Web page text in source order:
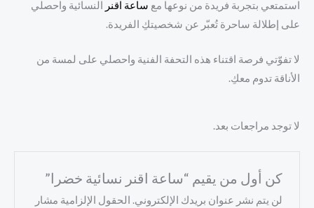
استمتعي بتجربة فريدة من نوعها مع ساعة اقنر النسائية واحصلي
على إطلالة ساحرة تُعبّر عن شخصيتكِ الفريدة.
لا تفوّتي فرصة اقتناء هذه التحفة الفنية واحصلي على لمسة من
الأناقة تدوم معكِ.
لا توجد مراجعات بعد.
كن أول من يقيم “ساعة اقنر نسائية خضرا”
لن يتم نشر عنوان بريدك الإلكتروني. الحقول الإلزامية مشار